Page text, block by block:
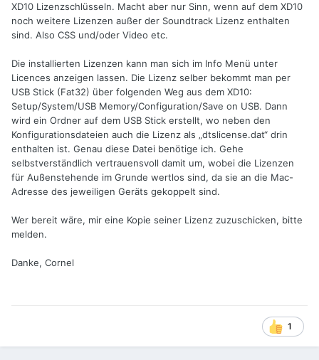
XD10 Lizenzschlüsseln. Macht aber nur Sinn, wenn auf dem XD10
noch weitere Lizenzen außer der Soundtrack Lizenz enthalten
sind. Also CSS und/oder Video etc.
Die installierten Lizenzen kann man sich im Info Menü unter
Licences anzeigen lassen. Die Lizenz selber bekommt man per
USB Stick (Fat32) über folgenden Weg aus dem XD10:
Setup/System/USB Memory/Configuration/Save on USB. Dann
wird ein Ordner auf dem USB Stick erstellt, wo neben den
Konfigurationsdateien auch die Lizenz als „dtslicense.dat“ drin
enthalten ist. Genau diese Datei benötige ich. Gehe
selbstverständlich vertrauensvoll damit um, wobei die Lizenzen
für Außenstehende im Grunde wertlos sind, da sie an die Mac-
Adresse des jeweiligen Geräts gekoppelt sind.
Wer bereit wäre, mir eine Kopie seiner Lizenz zuzuschicken, bitte
melden.
Danke, Cornel
1